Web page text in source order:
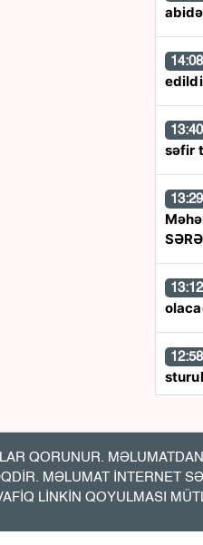
14:08
13:40
səfir
13:29
13:12
12:58
PUA
QORUNUR.
MƏLUMAT İNTERNET
LİNKİN QOYULMASI